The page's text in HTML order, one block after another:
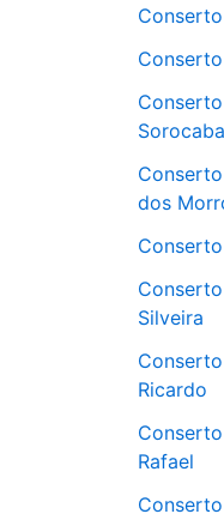
dos
Silveira
Ricardo
Rafael